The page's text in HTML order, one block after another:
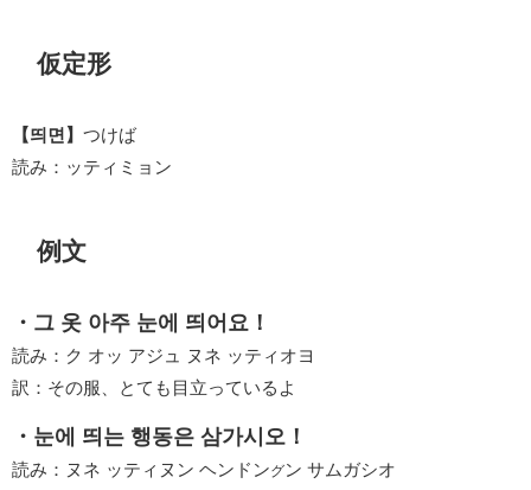
仮定形
【띄면】 つけば
読み：ッティミョン
例文
・그 옷 아주 눈에 띄어요！
読み：ク オッ アジュ ヌネ ッティオヨ
訳：その服、とても目立っているよ
・눈에 띄는 행동은 삼가시오！
読み：ヌネ ッティヌン ヘンドングン サムガシオ